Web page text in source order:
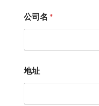
公司名 *
地址